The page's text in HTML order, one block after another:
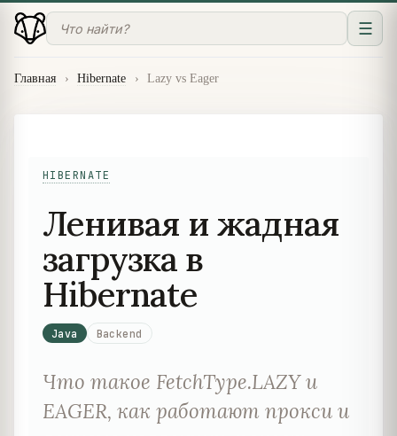
☰
Главная › Hibernate › Lazy vs Eager
HIBERNATE
Ленивая и жадная
загрузка в
Hibernate
Java Backend
Что такое FetchType.LAZY и
EAGER, как работают прокси и